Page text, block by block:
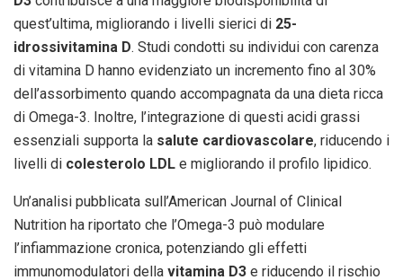
quest’ultima, migliorando i livelli sierici di 25-
idrossivitamina D. Studi condotti su individui con carenza
di vitamina D hanno evidenziato un incremento fino al 30%
dell’assorbimento quando accompagnata da una dieta ricca
di Omega-3. Inoltre, l’integrazione di questi acidi grassi
essenziali supporta la salute cardiovascolare, riducendo i
livelli di colesterolo LDL e migliorando il profilo lipidico.
Un’analisi pubblicata sull’American Journal of Clinical
Nutrition ha riportato che l’Omega-3 può modulare
l’infiammazione cronica, potenziando gli effetti
immunomodulatori della vitamina D3 e riducendo il rischio